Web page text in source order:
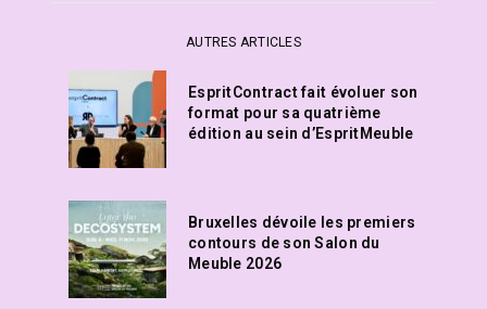
AUTRES ARTICLES
EspritContract fait évoluer son
format pour sa quatrième
édition au sein d’EspritMeuble
Bruxelles dévoile les premiers
contours de son Salon du
Meuble 2026